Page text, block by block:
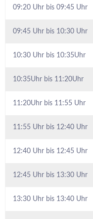
09:20 Uhr bis 09:45 Uhr
09:45 Uhr bis 10:30 Uhr
10:30 Uhr bis 10:35Uhr
10:35Uhr bis 11:20Uhr
11:20Uhr bis 11:55 Uhr
11:55 Uhr bis 12:40 Uhr
12:40 Uhr bis 12:45 Uhr
12:45 Uhr bis 13:30 Uhr
13:30 Uhr bis 13:40 Uhr